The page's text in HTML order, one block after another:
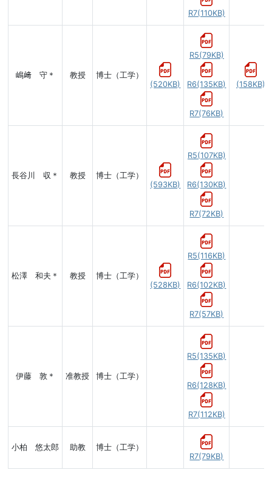
R7(110KB)
嶋﨑 守＊ 教授
博士（工学）
(520KB)
R5(79KB)
R6(135KB)
R7(76KB)
(158KB)
長谷川 収＊ 教授
博士（工学）
(593KB)
R5(107KB)
R6(130KB)
R7(72KB)
松澤 和夫＊ 教授
博士（工学）
(528KB)
R5(116KB)
R6(102KB)
R7(57KB)
伊藤 敦＊ 准教授 博士（工学）
R5(135KB)
R6(128KB)
R7(112KB)
小柏 悠太郎 助教
博士（工学）
R7(79KB)